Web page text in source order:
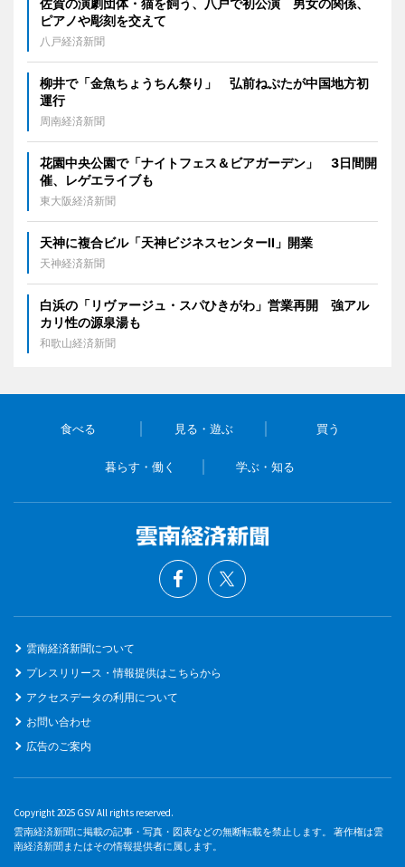
ピアノや彫刻を交えて
八戸経済新聞
柳井で「金魚ちょうちん祭り」 弘前ねぷたが中国地方初
運行
周南経済新聞
花園中央公園で「ナイトフェス＆ビアガーデン」 3日間開
催、レゲエライブも
東大阪経済新聞
天神に複合ビル「天神ビジネスセンターII」開業
天神経済新聞
白浜の「リヴァージュ・スパひきがわ」営業再開 強アル
カリ性の源泉湯も
和歌山経済新聞
食べる 見る・遊ぶ 買う
暮らす・働く 学ぶ・知る
雲南経済新聞について
プレスリリース・情報提供はこちらから
アクセスデータの利用について
お問い合わせ
広告のご案内
Copyright 2025 GSV All rights reserved.
雲南経済新聞に掲載の記事・写真・図表などの無断転載を禁止します。 著作権は雲
南経済新聞またはその情報提供者に属します。